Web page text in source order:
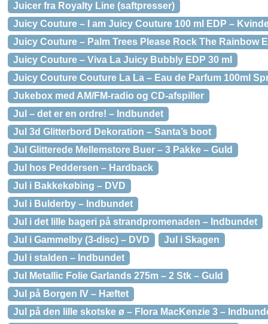
Juicer fra Royalty Line (saftpresser)
Juicy Couture – I am Juicy Couture 100 ml EDP –
Juicy Couture – Palm Trees Please Rock The Rainbow
Juicy Couture – Viva La Juicy Bubbly EDP 30 ml
Juicy Couture Couture La La – Eau de Parfum 100ml
Jukebox med AM/FM-radio og CD-afspiller
Jul – det er en ordre! – Indbundet
Jul 3d Glitterbord Dekoration – Santa’s boot
Jul Glitterede Mellemstore Buer – 3 Pakke – Guld
Jul hos Peddersen – Hardback
Jul i Bakkekøbing – DVD
Jul i Bulderby – Indbundet
Jul i det lille bageri på strandpromenaden – Indbundet
Jul i Gammelby (3-disc) – DVD
Jul i Skagen
Jul i stalden – Indbundet
Jul Metallic Folie Garlands 275m – 2 Stk – Guld
Jul på Borgen IV – Hæftet
Jul på den lille skotske ø – Flora MacKenzie 3 –